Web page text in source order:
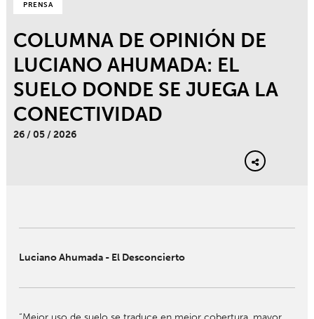
PRENSA
COLUMNA DE OPINIÓN DE
LUCIANO AHUMADA: EL
SUELO DONDE SE JUEGA LA
CONECTIVIDAD
26 / 05 / 2026
Luciano Ahumada - El Desconcierto